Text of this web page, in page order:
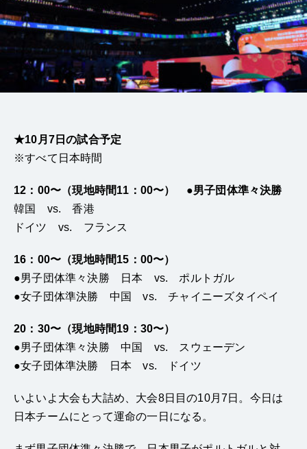
★10月7日の試合予定
※すべて日本時間
12：00〜（現地時間11：00〜） ●男子団体準々決勝
韓国 vs. 香港
ドイツ vs. フランス
16：00〜（現地時間15：00〜）
●男子団体準々決勝 日本 vs. ポルトガル
●女子団体準決勝 中国 vs. チャイニーズタイペイ
20：30〜（現地時間19：30〜）
●男子団体準々決勝 中国 vs. スウェーデン
●女子団体準決勝 日本 vs. ドイツ
いよいよ大会も大詰め、大会8日目の10月7日。今日は
日本チームにとって運命の一日になる。